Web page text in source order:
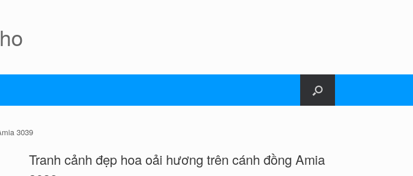
3039
Tranh cảnh đẹp hoa oải hương trên cánh đồng Amia